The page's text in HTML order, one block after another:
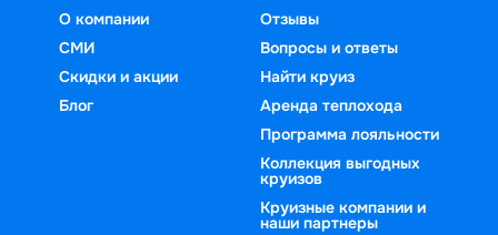
О компании
СМИ
Скидки и акции
Блог
Отзывы
Вопросы и ответы
Найти круиз
Аренда теплохода
Программа лояльности
Коллекция выгодных
круизов
Круизные компании и
наши партнеры